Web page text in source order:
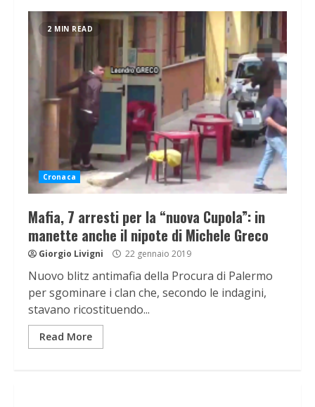
2 MIN READ
Cronaca
Mafia, 7 arresti per la “nuova Cupola”: in
manette anche il nipote di Michele Greco
Giorgio Livigni 22 gennaio 2019
Nuovo blitz antimafia della Procura di Palermo
per sgominare i clan che, secondo le indagini,
stavano ricostituendo...
Read More